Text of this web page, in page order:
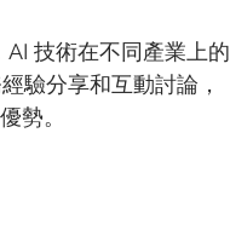
AI 技術在不同產業上的
驗分享和互動討論，
勢。